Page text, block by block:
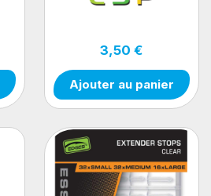
3,50 €
Ajouter au panier